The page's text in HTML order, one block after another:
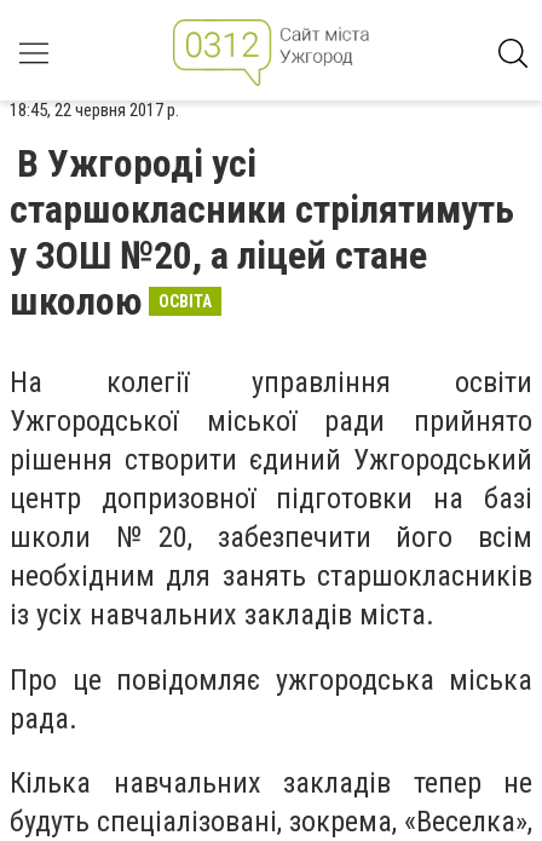
18:45, 22 червня 2017 р.
В Ужгороді усі
старшокласники стрілятимуть
у ЗОШ №20, а ліцей стане
школою
ОСВІТА
На колегії управління освіти
Ужгородської міської ради прийнято
рішення створити єдиний Ужгородський
центр допризовної підготовки на базі
школи №20, забезпечити його всім
необхідним для занять старшокласників
із усіх навчальних закладів міста.
Про це повідомляє ужгородська міська
рада.
Кілька навчальних закладів тепер не
будуть спеціалізовані, зокрема, «Веселка»,